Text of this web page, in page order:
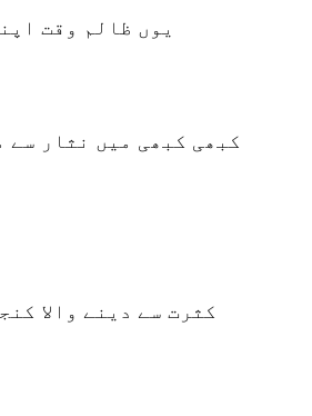
یوں ظالم وقت
کبھی کبھی میں نثار سے
کثرت سے دینے والا